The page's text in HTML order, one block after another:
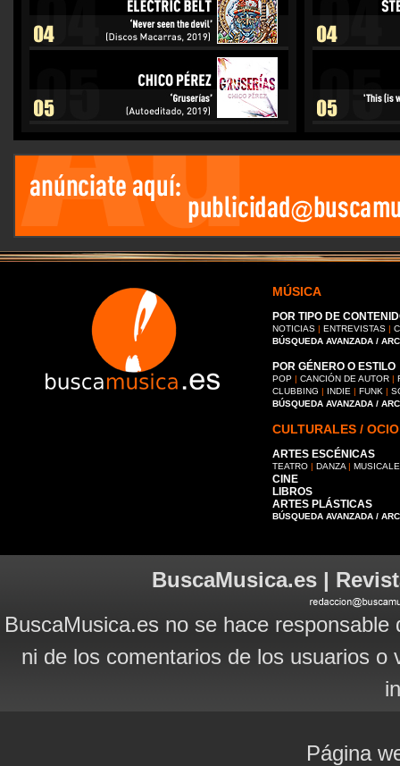
MÚSICA
POR TIPO DE
NOTICIAS | ENTREVISTAS |
BÚSQUEDA AVANZADA /
POR GÉNERO O ESTILO
POP | CANCIÓN DE AUTOR |
CLUBBING | INDIE | FUNK |
BÚSQUEDA AVANZADA /
CULTURALES / OCIO
ARTES ESCÉNICAS
TEATRO | DANZA |
CINE
LIBROS
ARTES PLÁSTICAS
BÚSQUEDA AVANZADA /
BuscaMusica.es |
BuscaMusica.es no se hace
ni de los comentarios de los usuarios
Página